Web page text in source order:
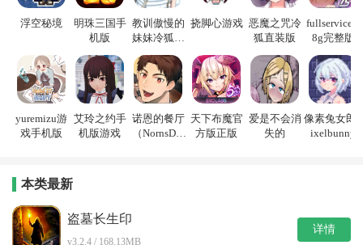
浮空秘境
明珠三国手
机版
教训傲慢的
妹妹冷狐游
戏
挠脚心游戏 恶魔之咒冷
狐直装版
fullservice1.
8g完整版
yuremizu游
戏手机版
艾玲之约手
机版游戏
诺恩的餐厅
（NornsDin
天下布魔官
方版正版
爱是不会消
失的
像素兔女郎p
ixelbunny
本类最新
盗墓长生印
v3.2.4 / 168.13MB
详情